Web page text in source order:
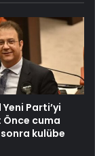
Yeni Parti’yi
Önce cuma
kulübe